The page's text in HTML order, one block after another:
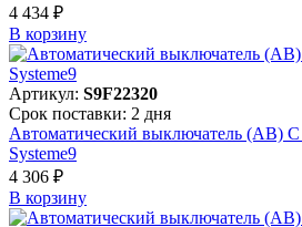
4 434 ₽
В корзинy
Артикул: S9F22320
Срок поставки: 2 дня
Автоматический выключатель (АВ)
Systeme9
4 306 ₽
В корзинy